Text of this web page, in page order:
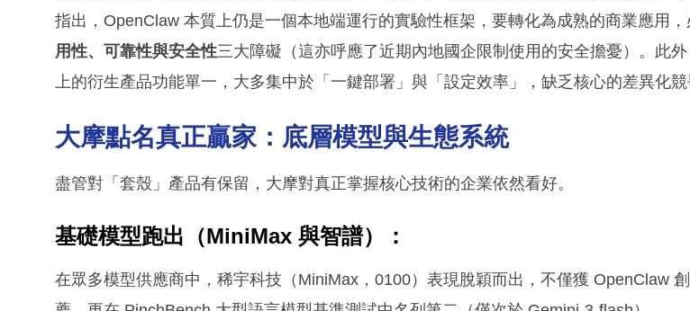
指出，OpenClaw 本質上仍是一個本地端運行的實驗性框架，要轉化為成熟的商業應用，
用性、可靠性與安全性三大障礙（這亦呼應了近期內地國企限制使用的安全擔憂）。此
上的衍生產品功能單一，大多集中於「一鍵部署」與「設定效率」，缺乏核心的差異化競
大摩點名真正贏家：底層模型與生態系統
盡管對「套殼」產品有保留，大摩對真正掌握核心技術的企業依然看好。
基礎模型跑出（MiniMax 與智譜）：
在眾多模型供應商中，稀宇科技（MiniMax，0100）表現脫穎而出，不僅獲 OpenClaw